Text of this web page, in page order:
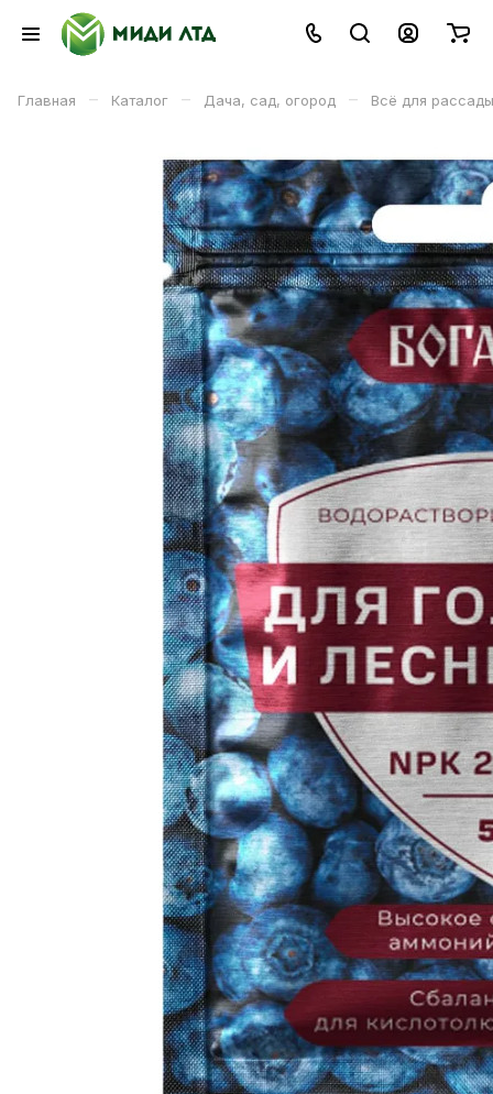
Главная – Каталог – Дача, сад, огород – Всё для рассады